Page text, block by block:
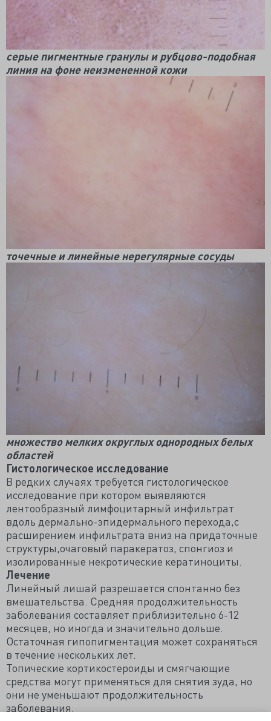
серые пигментные гранулы и рубцово-подобная
линия на фоне неизмененной кожи
точечные и линейные нерегулярные сосуды
множество мелких округлых однородных белых
областей
Гистологическое исследование
В редких случаях требуется гистологическое
исследование при котором выявляются
лентообразный лимфоцитарный инфильтрат
вдоль дермально-эпидермального перехода,с
расширением инфильтрата вниз на придаточные
структуры,очаговый паракератоз, спонгиоз и
изолированные некротические кератиноциты.
Лечение
Линейный лишай разрешается спонтанно без
вмешательства. Средняя продолжительность
заболевания составляет приблизительно 6-12
месяцев, но иногда и значительно дольше.
Остаточная гипопигментация может сохраняться
в течение нескольких лет.
Топические кортикостероиды и смягчающие
средства могут применяться для снятия зуда, но
они не уменьшают продолжительность
заболевания.